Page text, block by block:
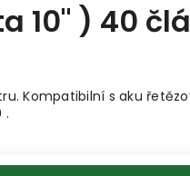
10" ) 40
s aku
.